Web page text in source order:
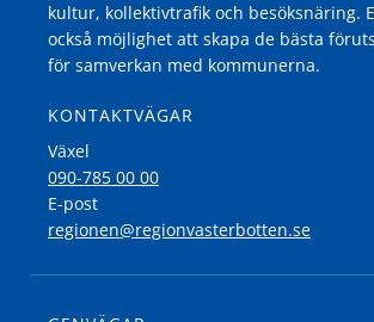
kultur, kollektivtrafik och besöksnäring.
också möjlighet att skapa de bästa
för samverkan med kommunerna.
KONTAKTVÄGAR
Växel
090-785 00 00
E-post
regionen@regionvasterbotten.se